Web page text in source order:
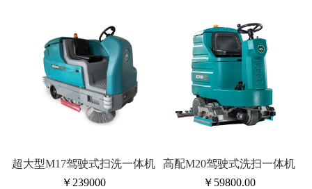
超大型M17驾驶式扫洗一体机
￥239000
高配M20驾驶式洗扫一体机
￥59800.00